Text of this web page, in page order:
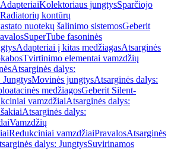
Kolektoriaus jungtysSparčiojo
kontūrų
nuotekų šalinimo sistemosGeberit
SuperTube fasoninės
Adapteriai į kitas medžiagasAtsarginės
Tvirtinimo elementai vamzdžių
Atsarginės dalys:
JungtysMovinės jungtysAtsarginės dalys:
medžiagosGeberit Silent-
vamzdžiaiAtsarginės dalys:
Atsarginės dalys:
Vamzdžių
Redukciniai vamzdžiaiPravalosAtsarginės
dalys: JungtysSuvirinamos